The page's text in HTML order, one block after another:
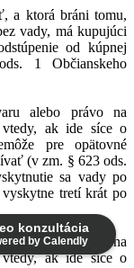
konzultácia
by Calendly
a ktorá bráni tomu,
vady, má kupujúci
od kúpnej
1 Občianskeho
alebo právo na
vtedy, ak ide síce o
pre opätovné
(v zm. § 623 ods.
sa vady po
vyskytne tretí krát po
alebo právo na
vtedy, ak ide síce o